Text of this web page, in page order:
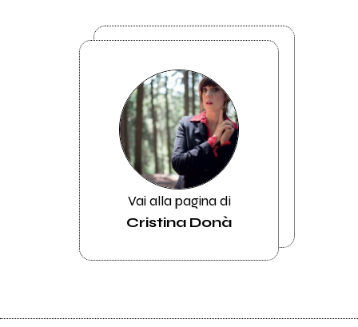
Vai alla pagina di
Cristina Donà